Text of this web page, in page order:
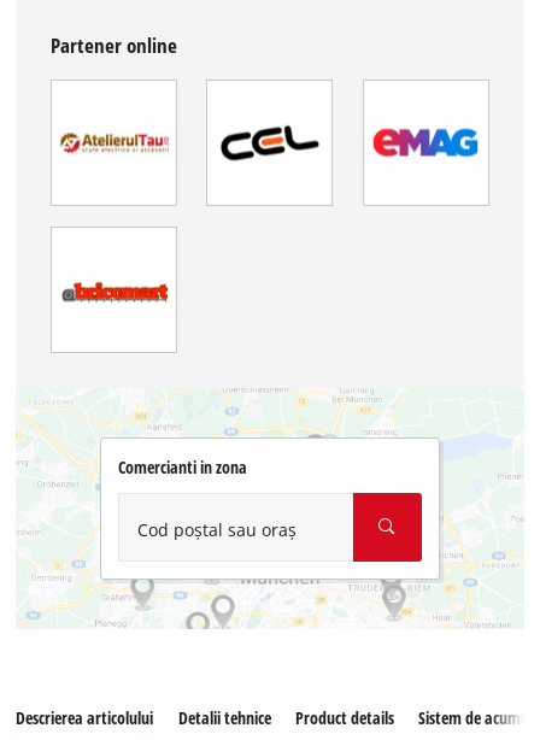
Partener online
Comercianti in zona
Cod poștal sau oraș
Descrierea articolului Detalii tehnice Product details Sistem de